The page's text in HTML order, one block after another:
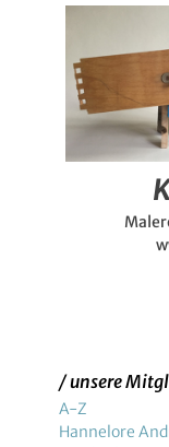
/ unsere
A-Z
Hannelore